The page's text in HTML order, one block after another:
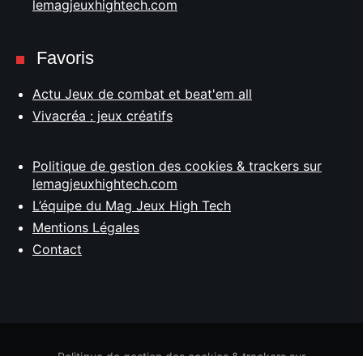
lemagjeuxhightech.com
Favoris
Actu Jeux de combat et beat'em all
Vivacréa : jeux créatifs
Politique de gestion des cookies & trackers sur
lemagjeuxhightech.com
L’équipe du Mag Jeux High Tech
Mentions Légales
Contact